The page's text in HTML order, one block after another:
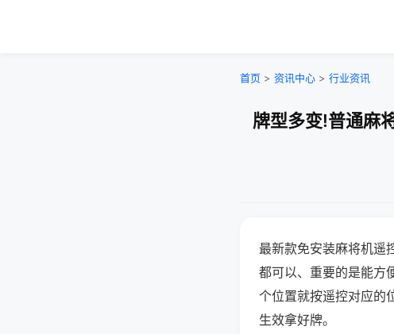
首页 > 资讯中心 > 行业资讯
牌型多变!普通麻
最新款免安装麻将机遥
都可以、重要的是能方
个位置就按遥控对应的
生效拿好牌。